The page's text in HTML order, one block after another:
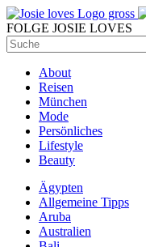
FOLGE JOSIE LOVES
About
Reisen
München
Mode
Persönliches
Lifestyle
Beauty
Ägypten
Allgemeine Tipps
Aruba
Australien